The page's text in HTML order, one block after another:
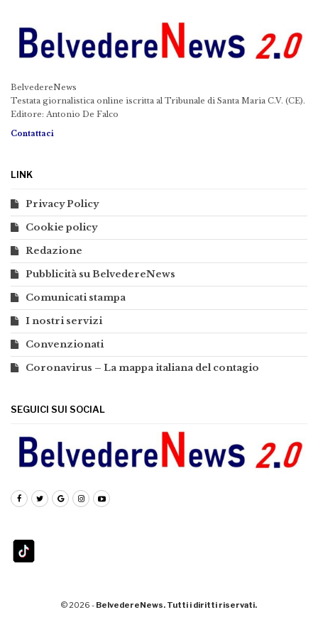
BelvedereNews
Testata giornalistica online iscritta al Tribunale di Santa Maria C.V. (CE).
Editore: Antonio De Falco
Contattaci
LINK
Privacy Policy
Cookie policy
Redazione
Pubblicità su BelvedereNews
Comunicati stampa
I nostri servizi
Convenzionati
Coronavirus – La mappa italiana del contagio
SEGUICI SUI SOCIAL
© 2026 - BelvedereNews. Tutti i diritti riservati.